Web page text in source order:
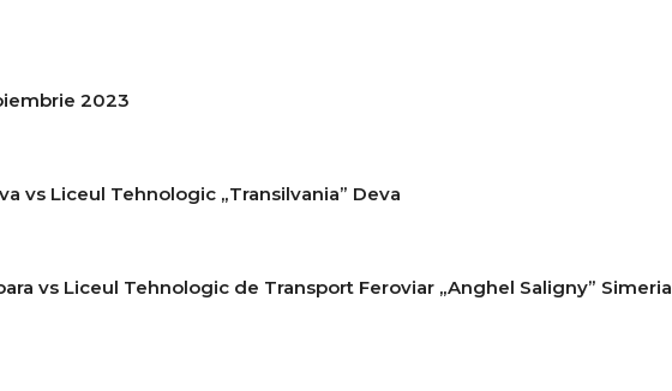
2023
vs Liceul Tehnologic „Transilvania” Deva
vs Liceul Tehnologic de Transport Feroviar „Anghel Saligny” Simeria